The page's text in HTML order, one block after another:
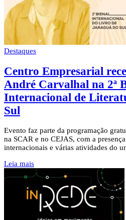
Destaques
Centro Empresarial
André Carvalhal na 2ª
Internacional de
Sul
Evento faz parte da programação
na SCAR e no CEJAS, com a
internacionais e várias atividades do
Leia mais